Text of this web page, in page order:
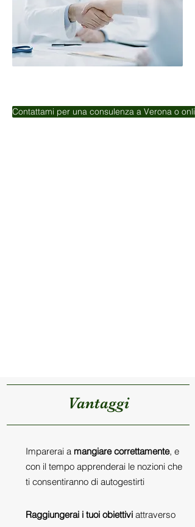
Contattami per una consulenza a Verona o
Vantaggi
Imparerai a mangiare correttamente, e
con il tempo apprenderai le nozioni che
ti consentiranno di autogestirti
Raggiungerai i tuoi obiettivi attraverso